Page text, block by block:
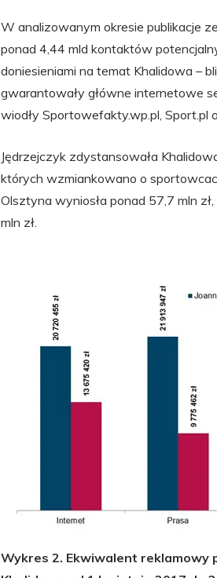
W analizowanym okresie publikacje
ponad 4,44 mld kontaktów
doniesieniami na temat Khalidowa –
gwarantowały główne internetowe
wiodły Sportowefakty.wp.pl, Sport.pl
Jędrzejczyk zdystansowała
których wzmiankowano o
Olsztyna wyniosła ponad 57,7 mln
mln zł.
Wykres 2. Ekwiwalent reklamowy